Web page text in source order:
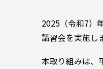
2025（令和7）
講習会を実施し
本取り組みは、